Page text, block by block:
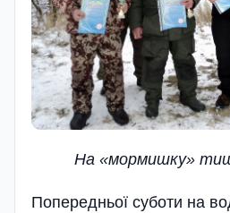
На «мормишку»
Попередньої суботи на